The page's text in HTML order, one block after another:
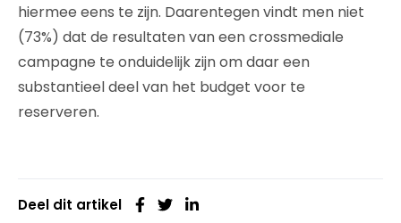
hiermee eens te zijn. Daarentegen vindt men niet
(73%) dat de resultaten van een crossmediale
campagne te onduidelijk zijn om daar een
substantieel deel van het budget voor te
reserveren.
Deel dit artikel